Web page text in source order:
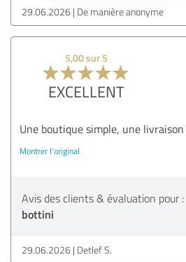
29.06.2026 De manière anonyme
5,00 sur 5
EXCELLENT
Une boutique simple, une
Montrer l'original
Avis des clients & évaluation pour :
bottini
29.06.2026 Detlef S.